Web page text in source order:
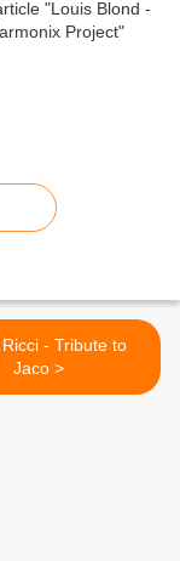
- Tribute to
Jaco >